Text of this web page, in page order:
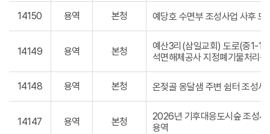
14150 용역 본청 예당호 수면부 조성사업 사후 모
14149 용역 본청
예산3리(삼일교회) 도로(중1-
석면해체공사 지정폐기물처리
14148 용역 본청 온젖골 옹달샘 주변 쉼터 조성
14147 용역 본청
2026년 기후대응도시숲 조성
용역